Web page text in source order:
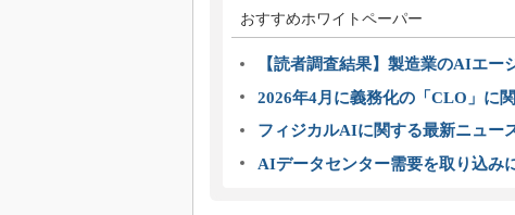
おすすめホワイトペーパー
【読者調査結果】製造業のAIエー
2026年4月に義務化の「CLO」に
フィジカルAIに関する最新ニュー
AIデータセンター需要を取り込み